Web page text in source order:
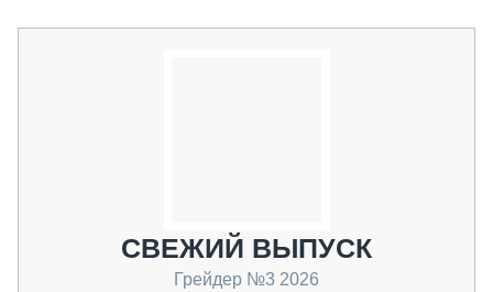
СВЕЖИЙ ВЫПУСК
Грейдер №3 2026